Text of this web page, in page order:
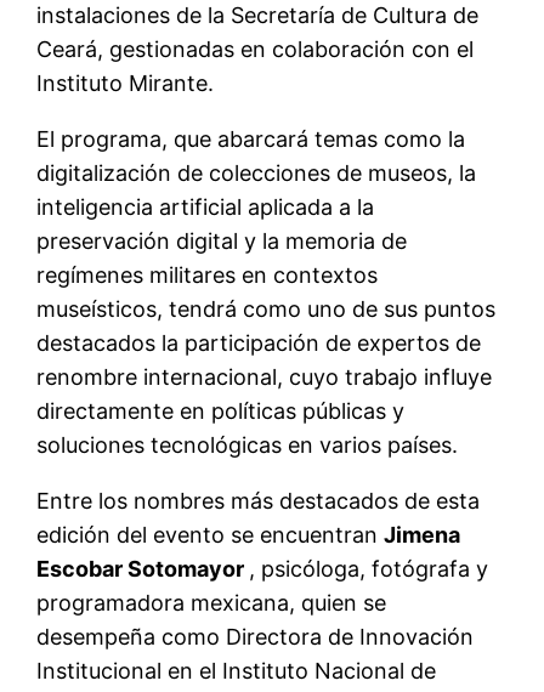
instalaciones de la Secretaría de Cultura de
Ceará, gestionadas en colaboración con el
Instituto Mirante.
El programa, que abarcará temas como la
digitalización de colecciones de museos, la
inteligencia artificial aplicada a la
preservación digital y la memoria de
regímenes militares en contextos
museísticos, tendrá como uno de sus puntos
destacados la participación de expertos de
renombre internacional, cuyo trabajo influye
directamente en políticas públicas y
soluciones tecnológicas en varios países.
Entre los nombres más destacados de esta
edición del evento se encuentranJimena
Escobar Sotomayor , psicóloga, fotógrafa y
programadora mexicana, quien se
desempeña como Directora de Innovación
Institucional en el Instituto Nacional de